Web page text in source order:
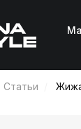
Статьи